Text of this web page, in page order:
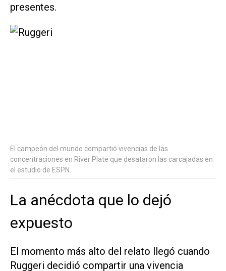
presentes.
El campeón del mundo compartió vivencias de las
concentraciones en River Plate que desataron las carcajadas en
el estudio de ESPN.
La anécdota que lo dejó
expuesto
El momento más alto del relato llegó cuando
Ruggeri decidió compartir una vivencia